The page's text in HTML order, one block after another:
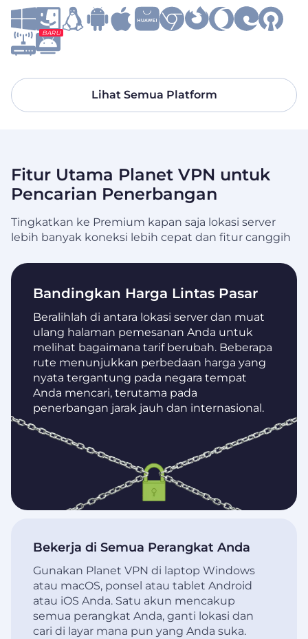
BARU
Lihat Semua Platform
Fitur Utama Planet VPN untuk
Pencarian Penerbangan
Tingkatkan ke Premium kapan saja lokasi server
lebih banyak koneksi lebih cepat dan fitur canggih
Bandingkan Harga Lintas Pasar
Beralihlah di antara lokasi server dan muat
ulang halaman pemesanan Anda untuk
melihat bagaimana tarif berubah. Beberapa
rute menunjukkan perbedaan harga yang
nyata tergantung pada negara tempat
Anda mencari, terutama pada
penerbangan jarak jauh dan internasional.
Bekerja di Semua Perangkat Anda
Gunakan Planet VPN di laptop Windows
atau macOS, ponsel atau tablet Android
atau iOS Anda. Satu akun mencakup
semua perangkat Anda, ganti lokasi dan
cari di layar mana pun yang Anda suka.